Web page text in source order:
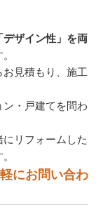
デザイン性」を両
見積もり、施工
・戸建てを問わ
にリフォームした
にお問い合わ